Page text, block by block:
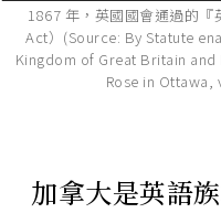
1867 年，英國國會通過的
Act）(Source: By Statute
Kingdom of Great Britain
Rose in Ottawa,
加拿大是英語